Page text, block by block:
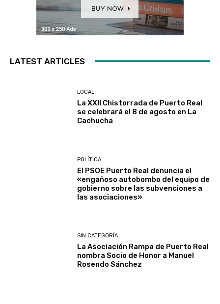
LATEST ARTICLES
LOCAL
La XXII Chistorrada de Puerto Real
se celebrará el 8 de agosto en La
Cachucha
POLÍTICA
El PSOE Puerto Real denuncia el
«engañoso autobombo del equipo de
gobierno sobre las subvenciones a
las asociaciones»
SIN CATEGORÍA
La Asociación Rampa de Puerto Real
nombra Socio de Honor a Manuel
Rosendo Sánchez